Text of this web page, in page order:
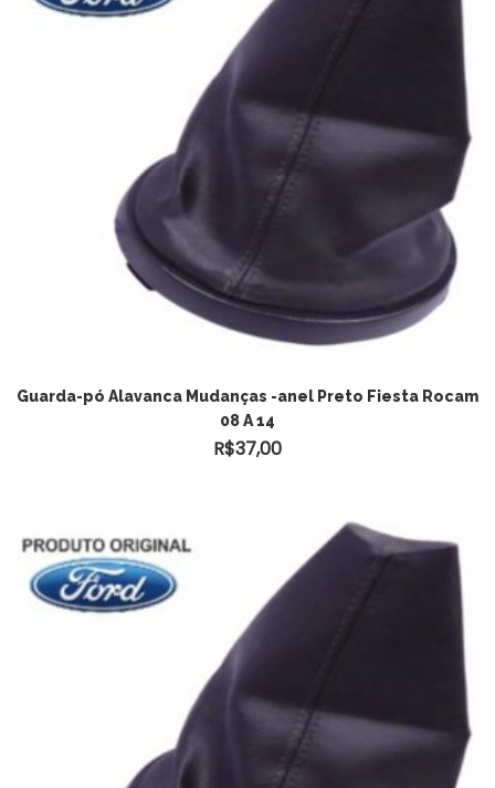
Guarda-pó Alavanca Mudanças -anel Preto Fiesta Rocam
08 A 14
R$37,00